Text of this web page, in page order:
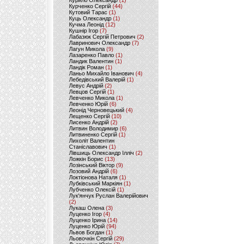
Курченко Сергій (44)
Кутовий Тарас (1)
Куць Олександр (1)
Кучма Леонід (12)
Кушнір Ігор(7)
Лабазюк Сергій Петрович (2)
Лавринович Олександр(7)
Лагун Микола(9)
Лазаренко Павло (1)
Ландик Валентин (1)
Ландік Роман (1)
Ланьо Михайло Іванович(4)
Лебедівський Валерій(1)
Левус Андрій(2)
Левцов Сергій (1)
Левченко Микола (1)
Левченко Юрій (6)
Леонід Черновецький (4)
Лещенко Сергій (10)
Лисенко Андрій (2)
Литвин Володимир (6)
Литвиненко Сергій (1)
Лихоліт Валентин
Станіславович (1)
Лівшиць Олександр Ілліч (2)
Ложкін Борис(13)
Лозінський Віктор(9)
Лозовий Андрій (6)
Локтіонова Наталя (1)
Лубківський Маркіян(1)
Лубченко Олексій (1)
Лук'янчук Руслан Валерійович
(2)
Лукаш Олена (3)
Луценко Ігор (4)
Луценко Ірина (14)
Луценко Юрій (94)
Львов Богдан (1)
Льовочкін Сергій (29)